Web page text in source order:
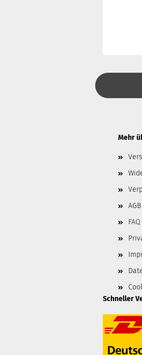
Mehr
AGB
FAQ
Schneller